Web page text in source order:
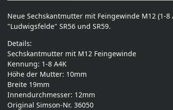
Neue Sechskantmutter mit Feingewinde M12 (1-8
"Ludwigsfelde" SR56 und SR59.
Details:
Sechskantmutter mit M12 Feingewinde
Kennung: 1-8 A4K
Höhe der Mutter: 10mm
Breite 19mm
Innendurchmesser: 12mm
Original Simson-Nr. 36050